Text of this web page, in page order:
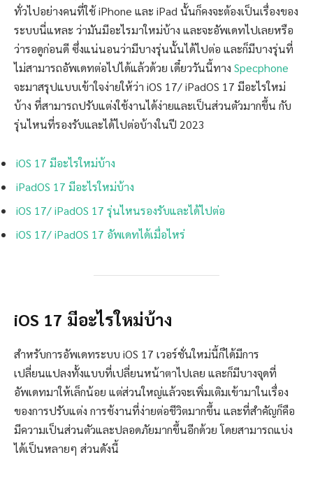
ทั่วไปอย่างคนที่ใช้ iPhone และ iPad นั้นก็คงจะต้องเป็นเรื่องของ
ระบบนี่แหละ ว่ามันมีอะไรมาใหม่บ้าง และจะอัพเดทไปเลยหรือ
ว่ารอดูก่อนดี ซึ่งแน่นอนว่ามีบางรุ่นนั้นได้ไปต่อ และก็มีบางรุ่นที่
ไม่สามารถอัพเดทต่อไปได้แล้วด้วย เดี๋ยววันนี้ทาง Specphone
จะมาสรุปแบบเข้าใจง่ายให้ว่า iOS 17/ iPadOS 17 มีอะไรใหม่
บ้าง ที่สามารถปรับแต่งใช้งานได้ง่ายและเป็นส่วนตัวมากขึ้น กับ
รุ่นไหนที่รองรับและได้ไปต่อบ้างในปี 2023
iOS 17 มีอะไรใหม่บ้าง
iPadOS 17 มีอะไรใหม่บ้าง
iOS 17/ iPadOS 17 รุ่นไหนรองรับและได้ไปต่อ
iOS 17/ iPadOS 17 อัพเดทได้เมื่อไหร่
iOS 17 มีอะไรใหม่บ้าง
สำหรับการอัพเดทระบบ iOS 17 เวอร์ชั่นใหม่นี้ก็ได้มีการ
เปลี่ยนแปลงทั้งแบบที่เปลี่ยนหน้าตาไปเลย และก็มีบางจุดที่
อัพเดทมาให้เล็กน้อย แต่ส่วนใหญ่แล้วจะเพิ่มเติมเข้ามาในเรื่อง
ของการปรับแต่ง การช้งานที่ง่ายต่อชีวิตมากขึ้น และที่สำคัญก็คือ
มีความเป็นส่วนตัวและปลอดภัยมากขึ้นอีกด้วย โดยสามารถแบ่ง
ได้เป็นหลายๆ ส่วนดังนี้